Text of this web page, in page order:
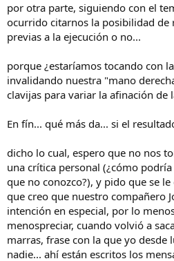
por otra parte, siguiendo con el
ocurrido citarnos la posibilidad de
previas a la ejecución o no...
porque ¿estaríamos tocando con
invalidando nuestra "mano
clavijas para variar la afinación de
En fín... qué más da... si el
dicho lo cual, espero que no nos
una crítica personal (¿cómo
que no conozco?), y pido que se
que creo que nuestro compañero
intención en especial, por lo
menospreciar, cuando volvió a
marras, frase con la que yo desde
nadie... ahí están escritos los